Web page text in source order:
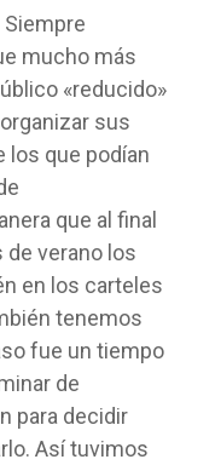
mucho más
«reducido»
sus
los que podían
que al final
verano los
en los carteles
tenemos
fue un tiempo
de
para decidir
Así tuvimos